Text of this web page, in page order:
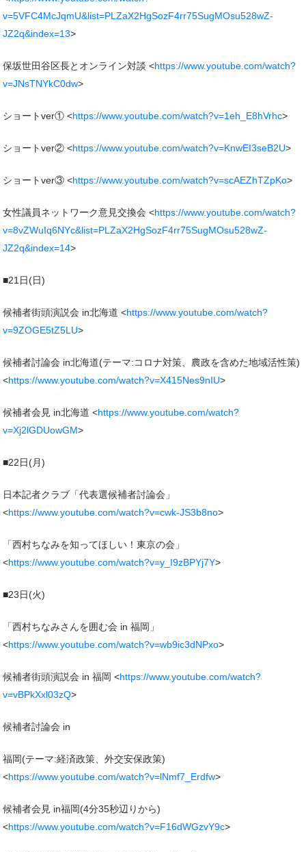
v=5VFC4McJqmU&list=PLZaX2HgSozF4rr75SugMOsu528wZ-
JZ2q&index=13>
保坂世田谷区長とオンライン対談 <https://www.youtube.com/watch?
v=JNsTNYkC0dw>
ショートver① <https://www.youtube.com/watch?v=1eh_E8hVrhc>
ショートver② <https://www.youtube.com/watch?v=KnwEI3seB2U>
ショートver③ <https://www.youtube.com/watch?v=scAEZhTZpKo>
女性議員ネットワーク意見交換会 <https://www.youtube.com/watch?
v=8vZWuIq6NYc&list=PLZaX2HgSozF4rr75SugMOsu528wZ-
JZ2q&index=14>
■21日(日)
候補者街頭演説会 in北海道 <https://www.youtube.com/watch?
v=9ZOGE5tZ5LU>
候補者討論会 in北海道(テーマ:コロナ対策、農政を含めた地域活性策)
<https://www.youtube.com/watch?v=X415Nes9nIU>
候補者会見 in北海道 <https://www.youtube.com/watch?
v=Xj2lGDUowGM>
■22日(月)
日本記者クラブ「代表選候補者討論会」
<https://www.youtube.com/watch?v=cwk-JS3b8no>
「西村ちなみを知ってほしい！東京の会」
<https://www.youtube.com/watch?v=y_I9zBPYj7Y>
■23日(火)
「西村ちなみさんを囲む会 in 福岡」
<https://www.youtube.com/watch?v=wb9ic3dNPxo>
候補者街頭演説会 in 福岡 <https://www.youtube.com/watch?
v=vBPkXxl03zQ>
候補者討論会 in
福岡(テーマ:経済政策、外交安保政策)
<https://www.youtube.com/watch?v=lNmf7_Erdfw>
候補者会見 in福岡(4分35秒辺りから)
<https://www.youtube.com/watch?v=F16dWGzvY9c>